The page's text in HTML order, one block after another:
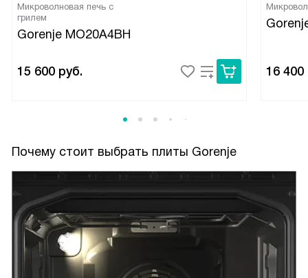
Микроволновая печь с
грилем
Gorenje MO20A4BH
15 600 руб. 16 400
Почему стоит выбрать плиты Gorenje